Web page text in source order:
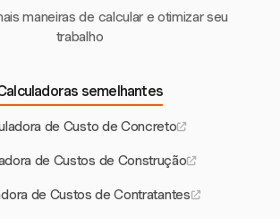
maneiras de calcular e otimizar seu
trabalho
semelhantes
de Custo de Concreto
de Custos de Construção
de Custos de Contratantes